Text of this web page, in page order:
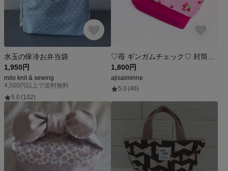
水玉の保冷お弁当袋
1,950円
milo knit & sewing
4,500円以上で送料無料
5.0 (102)
1,800円
ajisaiminne
5.0 (46)